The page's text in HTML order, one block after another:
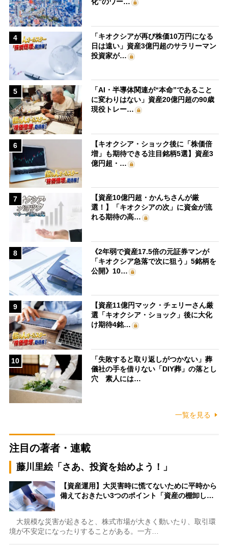
4
「キオクシアが再び株価10万円になる
日は遠い」資産3億円超のサラリーマン
投資家が…
5
「AI・半導体関連が“本命”であること
に変わりはない」資産20億円超の90歳
現役トレー…
6
【キオクシア・ショック後に「株価倍
増」も期待できる注目銘柄5選】資産3
億円超・…
7
【資産10億円超・かんちさんが厳
選！】「キオクシアの次」に資金が流
れる期待の高…
8
《2年弱で資産17.5倍の元証券マンが
「キオクシア急落で次に狙う」5銘柄を
公開》10…
9
【資産11億円マック・チェリーさん厳
選「キオクシア・ショック」後に大化
け期待4銘…
10
「失敗すると取り返しがつかない」葬
儀社の手を借りない「DIY葬」の落とし
穴 素人には…
一覧を見る
注目の著者・連載
藤川里絵「さあ、投資を始めよう！」
【資産運用】大災害時に慌てないために平時から
備えておきたい3つのポイント「資産の棚卸し…
大規模な災害が起きると、株式市場が大きく動いたり、取引環
境が不安定になったりすることがある。一方…